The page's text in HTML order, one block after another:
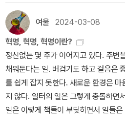
있다. 그녀는 과연 능동적 인생을 살고
인생을 살고 있는 것일까?​실상 드라마
채송아 그 누구도 완전히 능동적이거나
살고 있지 않다. 그들은 때때로 능동적
그들이 사는 세계가 바로 중동태의 세
신이 아니기에 완전히 능동적인 삶을
상 주변 환경에 끌려다니는 것도 아니
는 능동에 더 가까운 삶을 살기도, 수동
신을 사랑하도록 의욕하게 하는 신의
터 필연적으로 귀결된다. 그러나 이 세
과 신이 자기 자신을 인식하는 신의 지
기를 의욕하는 신의 의지가 서로 어떻
수 없다. 269 3. 데카르트의 오류데카르트는 스콜라철학주의자들
과 아울러 회의론자들을 비판하면서
하고자 한다. 중세 스콜라철학은 보편
에 몰두했고 다라서 중세는 신 이외에
는 것이다.저자를 개정판으로 이끈 두
에 곧장 직결된다. 박성관 선생은 다윈
나 생존경쟁이 아니라 '자연선택'이라
유를 선언하다> 책소개 중에서) 2.“당신과만날 수 있는 건 내가 검사
기 때문이죠.평생 마주칠 일 없습니다
나 얼굴은 기억이 나지않지만 말투는
적일 수가 없다.요즘입시교육에 아는
실일가능성에 무게가 실린다.초등학생
학생이선수학습으로 몇 년을 먼저 뛰
여울 2024-03-08
혁명, 혁명, 혁명이란?
정신없는 몇 주가 이어지고 있다. 주변
채워둔다는 일. 버겁기도 하고 걸음은
를 쉽게 잡지 못한다. 새로운 환경은 마
지 않다. 일터의 일은 그렇게 충돌하면
일은 이렇게 책들이 부딪히면서 일들